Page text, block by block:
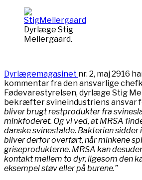
Dyrlæge Stig
Mellergaard.
Dyrlægemagasinet nr. 2, maj 2916
kommentar fra den ansvarlige
Fødevarestyrelsen, dyrlæge Stig
bekræfter svineindustriens ansvar
bliver brugt restprodukter fra
minkfoderet. Og vi ved, at MRSA
danske svinestalde. Bakterien sidder
bliver derfor overført, når minkene
griseprodukterne. MRSA kan
kontakt mellem to dyr, ligesom den
eksempel støv eller på burene.”